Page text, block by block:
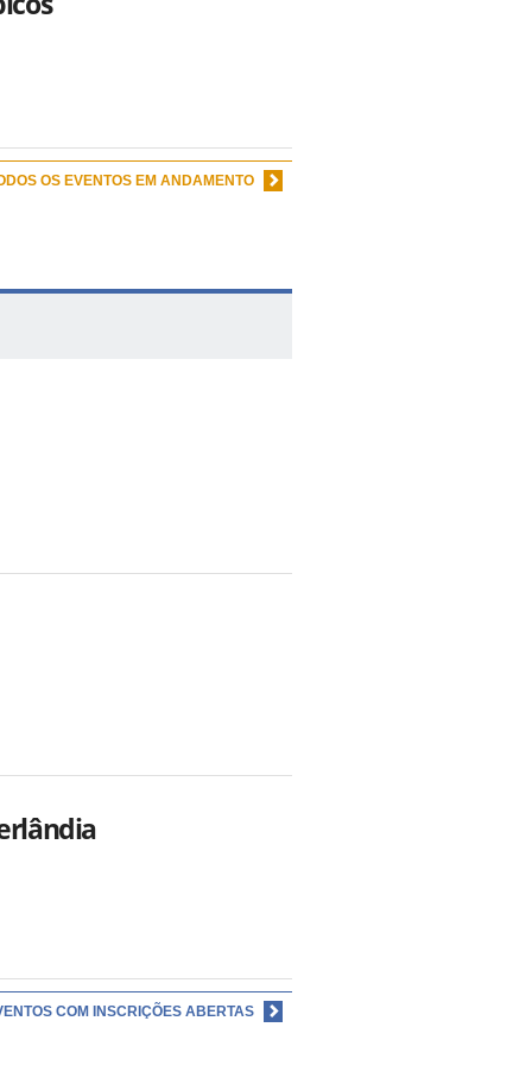
OS EVENTOS EM ANDAMENTO
COM INSCRIÇÕES ABERTAS